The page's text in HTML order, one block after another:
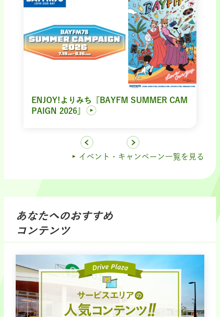
ENJOY!よりみち『BAYFM SUMMER CAM
PAIGN 2026』
イベント・キャンペーン一覧を見る
あなたへのおすすめ
コンテンツ